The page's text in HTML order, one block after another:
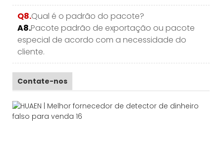
Q8.Qual é o padrão do pacote?
A8.Pacote padrão de exportação ou pacote
especial de acordo com a necessidade do
cliente.
Contate-nos